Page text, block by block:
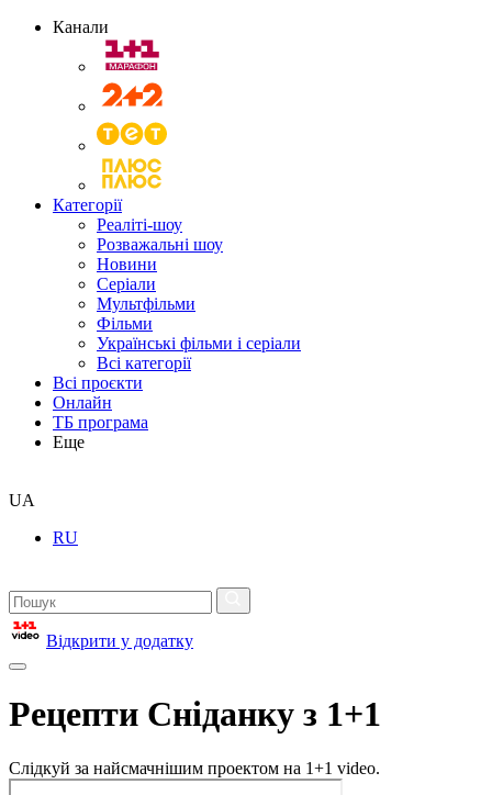
Канали
Категорії
Реаліті-шоу
Розважальні шоу
Новини
Серіали
Мультфільми
Фільми
Українські фільми і серіали
Всі категорії
Всі проєкти
Онлайн
ТБ програма
Еще
UA
RU
Відкрити у додатку
Рецепти Сніданку з 1+1
Слідкуй за найсмачнішим проектом на 1+1 video.